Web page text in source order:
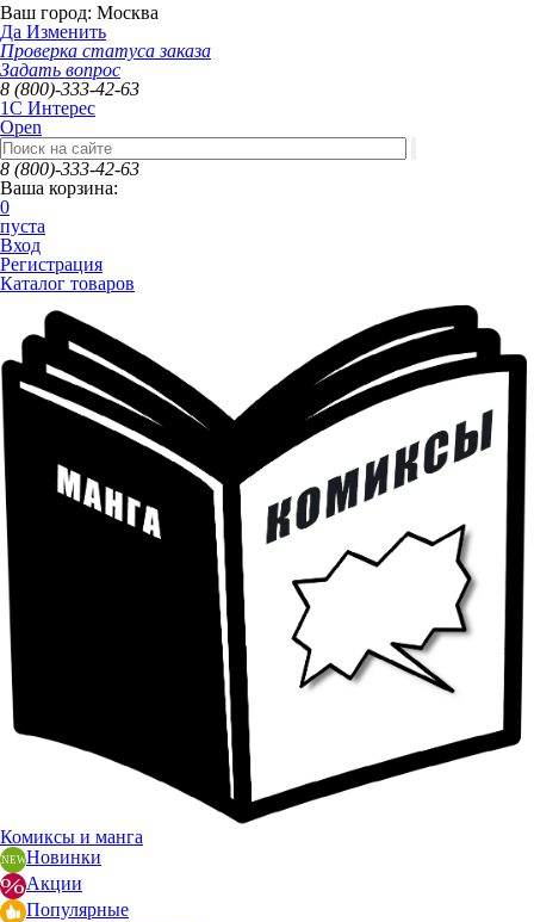
Ваш город: Москва
Да Изменить
Проверка статуса заказа
Задать вопрос
8 (800)-333-42-63
1C Интерес
Open
8 (800)-333-42-63
Ваша корзина:
0
пуста
Вход
Регистрация
Каталог товаров
Комиксы и манга
Новинки
Акции
Популярные